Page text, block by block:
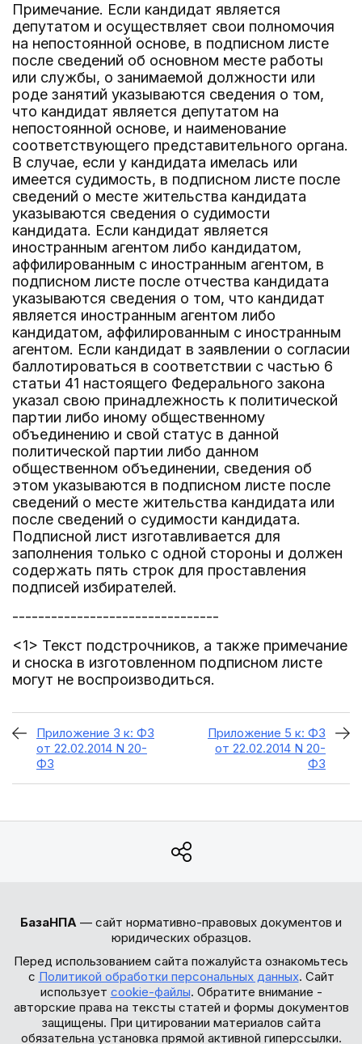
Примечание. Если кандидат является
депутатом и осуществляет свои полномочия
на непостоянной основе, в подписном листе
после сведений об основном месте работы
или службы, о занимаемой должности или
роде занятий указываются сведения о том,
что кандидат является депутатом на
непостоянной основе, и наименование
соответствующего представительного органа.
В случае, если у кандидата имелась или
имеется судимость, в подписном листе после
сведений о месте жительства кандидата
указываются сведения о судимости
кандидата. Если кандидат является
иностранным агентом либо кандидатом,
аффилированным с иностранным агентом, в
подписном листе после отчества кандидата
указываются сведения о том, что кандидат
является иностранным агентом либо
кандидатом, аффилированным с иностранным
агентом. Если кандидат в заявлении о согласии
баллотироваться в соответствии с частью 6
статьи 41 настоящего Федерального закона
указал свою принадлежность к политической
партии либо иному общественному
объединению и свой статус в данной
политической партии либо данном
общественном объединении, сведения об
этом указываются в подписном листе после
сведений о месте жительства кандидата или
после сведений о судимости кандидата.
Подписной лист изготавливается для
заполнения только с одной стороны и должен
содержать пять строк для проставления
подписей избирателей.
--------------------------------
<1> Текст подстрочников, а также примечание
и сноска в изготовленном подписном листе
могут не воспроизводиться.
Приложение 3 к: ФЗ
от 22.02.2014 N 20-
ФЗ
Приложение 5 к: ФЗ
от 22.02.2014 N 20-
ФЗ
БазаНПА — сайт нормативно-правовых документов и
юридических образцов.
Перед использованием сайта пожалуйста ознакомьтесь
с Политикой обработки персональных данных. Сайт
использует cookie-файлы. Обратите внимание -
авторские права на тексты статей и формы документов
защищены. При цитировании материалов сайта
обязательна установка прямой активной гиперссылки.